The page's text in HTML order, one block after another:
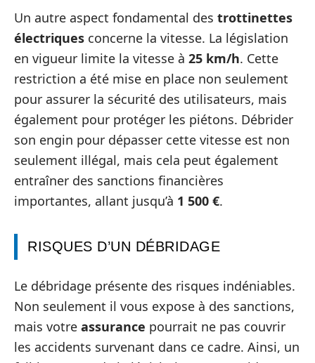
Un autre aspect fondamental des trottinettes
électriques concerne la vitesse. La législation
en vigueur limite la vitesse à 25 km/h. Cette
restriction a été mise en place non seulement
pour assurer la sécurité des utilisateurs, mais
également pour protéger les piétons. Débrider
son engin pour dépasser cette vitesse est non
seulement illégal, mais cela peut également
entraîner des sanctions financières
importantes, allant jusqu’à 1 500 €.
RISQUES D’UN DÉBRIDAGE
Le débridage présente des risques indéniables.
Non seulement il vous expose à des sanctions,
mais votre assurance pourrait ne pas couvrir
les accidents survenant dans ce cadre. Ainsi, un